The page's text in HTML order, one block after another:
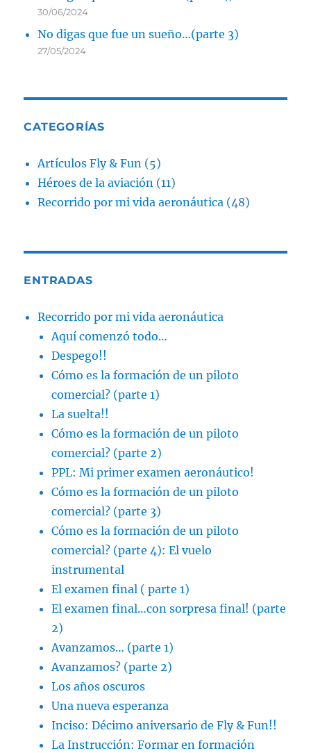
30/06/2024
No digas que fue un sueño…(parte 3)
27/05/2024
CATEGORÍAS
Artículos Fly & Fun (5)
Héroes de la aviación (11)
Recorrido por mi vida aeronáutica (48)
ENTRADAS
Recorrido por mi vida aeronáutica
Aquí comenzó todo…
Despego!!
Cómo es la formación de un piloto
comercial? (parte 1)
La suelta!!
Cómo es la formación de un piloto
comercial? (parte 2)
PPL: Mi primer examen aeronáutico!
Cómo es la formación de un piloto
comercial? (parte 3)
Cómo es la formación de un piloto
comercial? (parte 4): El vuelo
instrumental
El examen final ( parte 1)
El examen final…con sorpresa final! (parte
2)
Avanzamos… (parte 1)
Avanzamos? (parte 2)
Los años oscuros
Una nueva esperanza
Inciso: Décimo aniversario de Fly & Fun!!
La Instrucción: Formar en formación